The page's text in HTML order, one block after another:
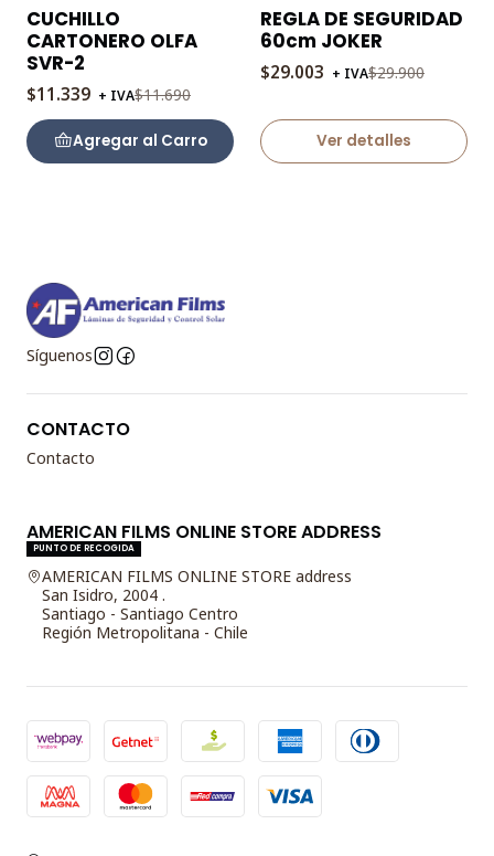
-3%
OFF
CUCHILLO
CARTONERO OLFA
SVR-2
$11.339 + IVA$11.690
Agregar al Carro
-3%
OFF
REGLA DE SEGURIDAD
60cm JOKER
$29.003 + IVA$29.900
Ver detalles
Síguenos
CONTACTO
Contacto
AMERICAN FILMS ONLINE STORE ADDRESS
PUNTO DE RECOGIDA
AMERICAN FILMS ONLINE STORE address
San Isidro, 2004 .
Santiago - Santiago Centro
Región Metropolitana - Chile